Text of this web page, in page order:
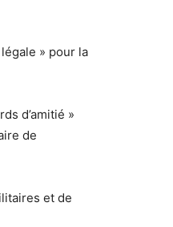
» pour la
d’amitié »
de
et de